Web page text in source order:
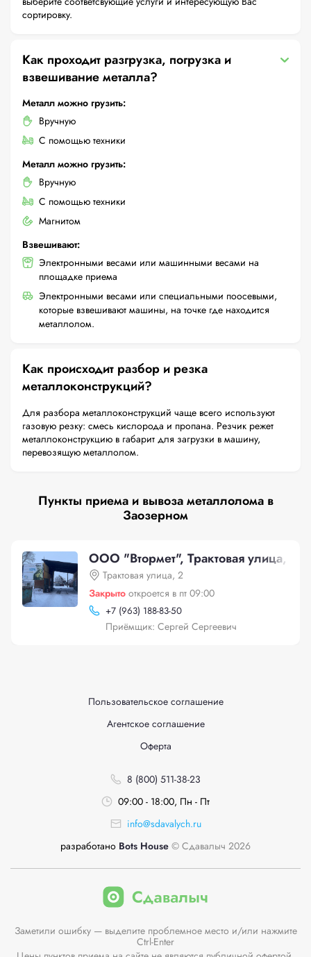
сортировку.
Как проходит разгрузка, погрузка и
взвешивание металла?
Металл можно грузить:
Вручную
С помощью техники
Металл можно грузить:
Вручную
С помощью техники
Магнитом
Взвешивают:
Электронными весами или машинными весами на
площадке приема
Электронными весами или специальными поосевыми,
которые взвешивают машины, на точке где находится
металлолом.
Как происходит разбор и резка
металлоконструкций?
Для разбора металлоконструкций чаще всего используют
газовую резку: смесь кислорода и пропана. Резчик режет
металлоконструкцию в габарит для загрузки в машину,
перевозящую металлолом.
Пункты приема и вывоза металлолома в
Заозерном
ООО "Втормет", Трактовая улица, 2
Трактовая улица, 2
Закрыто откроется в пт 09:00
+7 (963) 188-83-50
Приёмщик: Сергей Сергеевич
Пользовательское соглашение
Агентское соглашение
Оферта
8 (800) 511-38-23
09:00 - 18:00, Пн - Пт
info@sdavalych.ru
разработано Bots House © Сдавалыч 2026
Заметили ошибку — выделите проблемное место и/или нажмите
Ctrl-Enter